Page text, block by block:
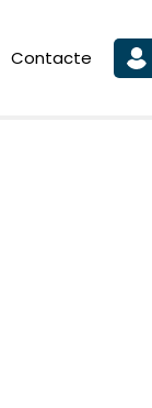
Contacte